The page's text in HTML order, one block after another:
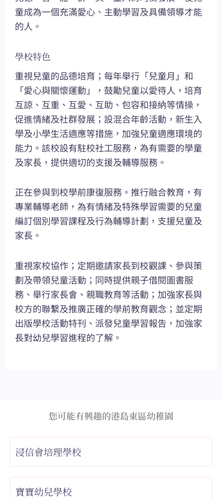
童成為一個充滿愛心、主動學習及具備領導才能
的人。
學校特色
重視兒童的品德培育；每年舉行「兒童月」和
「愛心與關懷運動」，鼓勵兒童以愛待人，培育
互諒、互重、互愛、互助、包容和接納等情操，
促進情緒及社群發展；設混合年齡活動，新生入
學及小學生活適應等措施，加強兒童適應環境的
能力。該校設有駐校社工服務，為有需要的學童
及家長，提供適切的支援及輔導服務。
正在參與到校學前康復服務。推行融合教育，有
專業輔導老師，為有情緒及特殊學習需要的兒童
編訂個別學習課程及行為輔導計劃，支援兒童及
家長。
重視家校協作；定期邀請家長到校觀課、參與策
劃及帶領兒童活動；同時提供親子借閱圖書服
務、舉行家長會、親職教育等活動；加強家長與
校方的聯繫及推廣正確的學前教育觀念；並定期
出版學校活動特刊、派發兒童學習報告，加強家
長對幼兒學習進程的了解。
您可能有興趣的港島東區幼稚園
浸信會培理學校
寶寶幼兒學校